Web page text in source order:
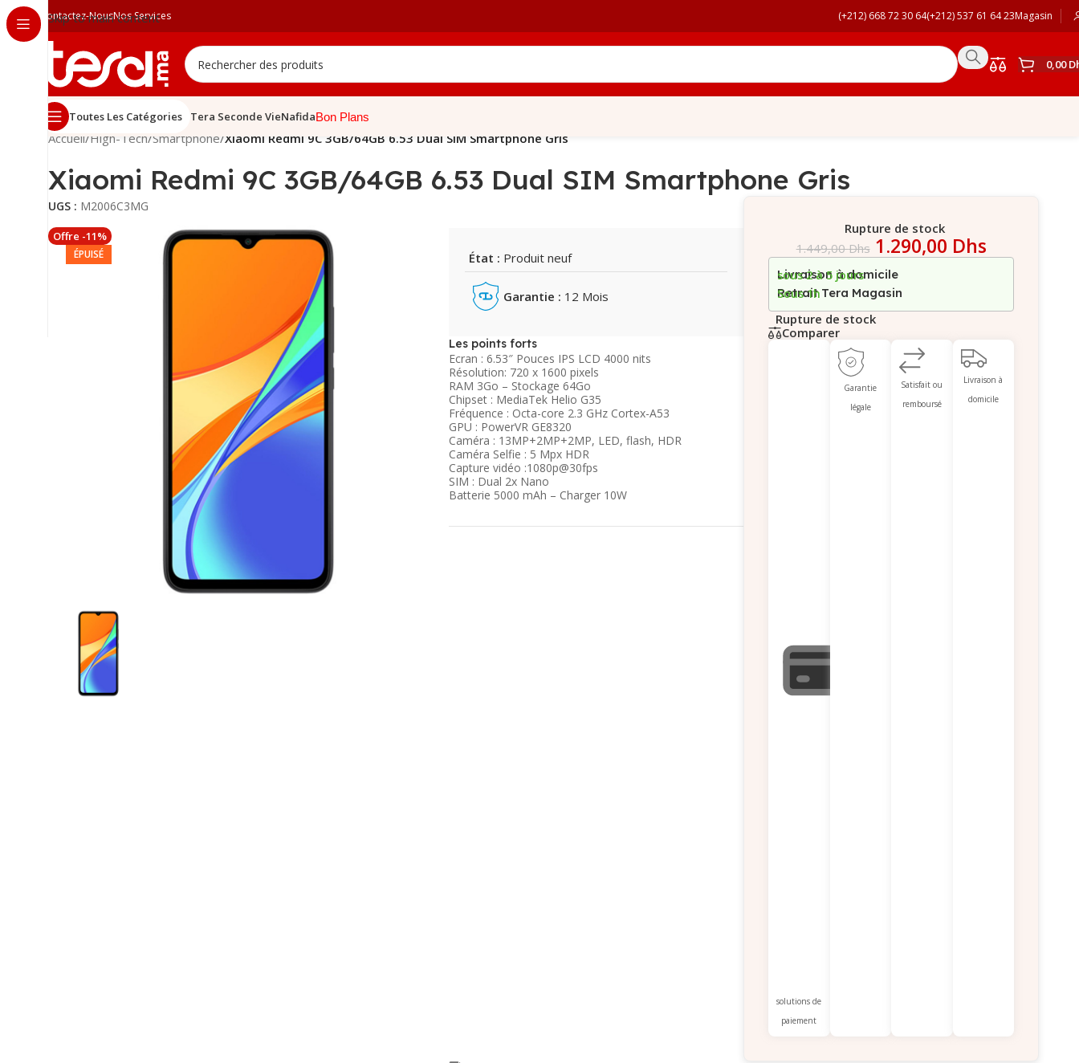
Skip to main content
Contactez-NousNos Services (+212) 668 72 30 64(+212) 537 61 64 23Magasin
0,00
Toutes Les Catégories Tera Seconde VieNafidaBon Plans
Accueil/High-Tech/Smartphone/Xiaomi Redmi 9C 3GB/64GB 6.53 Dual SIM Smartphone Gris
Xiaomi Redmi 9C 3GB/64GB 6.53 Dual SIM Smartphone Gris
UGS : M2006C3MG
Offre -11%
ÉPUISÉ État : Produit neuf
Garantie : 12 Mois
Les points forts
Ecran : 6.53″ Pouces IPS LCD 4000 nits
Résolution: 720 x 1600 pixels
RAM 3Go – Stockage 64Go
Chipset : MediaTek Helio G35
Fréquence : Octa-core 2.3 GHz Cortex-A53
GPU : PowerVR GE8320
Caméra : 13MP+2MP+2MP, LED, flash, HDR
Caméra Selfie : 5 Mpx HDR
Capture vidéo :1080p@30fps
SIM : Dual 2x Nano
Batterie 5000 mAh – Charger 10W
Rupture de stock
1.449,00Dhs 1.290,00 Dhs
Livraison à domicile
sous 2 à 5 jours
Retrait Tera Magasin
Sous 1h
Rupture de stock
Comparer
solutions de
paiement
Garantie
légale
Satisfait ou
remboursé
Livraison à
domicile